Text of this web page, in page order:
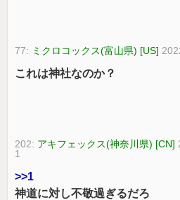
77: ミクロコックス(富山県) [US]
これは神社なのか？
202: アキフェックス(神奈川県) [CN]
1
>>1
神道に対し不敬過ぎるだろ